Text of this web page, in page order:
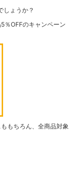
しょうか？
％OFFのキャンペーン
もちろん、全商品対象